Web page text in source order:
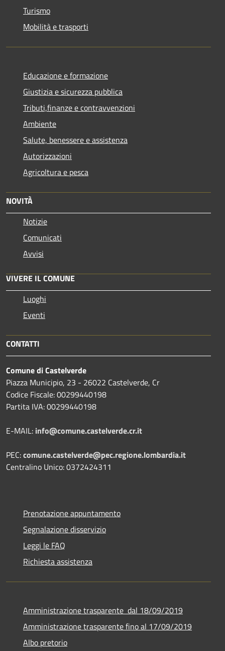
Turismo
Mobilità e trasporti
Educazione e formazione
Giustizia e sicurezza pubblica
Tributi,finanze e contravvenzioni
Ambiente
Salute, benessere e assistenza
Autorizzazioni
Agricoltura e pesca
NOVITÀ
Notizie
Comunicati
Avvisi
VIVERE IL COMUNE
Luoghi
Eventi
CONTATTI
Comune di Castelverde
Piazza Municipio, 23 - 26022 Castelverde, Cr
Codice Fiscale: 00299440198
Partita IVA: 00299440198
E-MAIL: info@comune.castelverde.cr.it
PEC:comune.castelverde@pec.regione.lombardia.it
Centralino Unico: 0372424311
Prenotazione appuntamento
Segnalazione disservizio
Leggi le FAQ
Richiesta assistenza
Amministrazione trasparente dal 18/09/2019
Amministrazione trasparente fino al 17/09/2019
Albo pretorio